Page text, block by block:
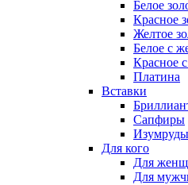
Белое
Красное
Желтое
Белое с
Красное
Платина
Вставки
Сапфиры
Изумруды
Для кого
Для
Для